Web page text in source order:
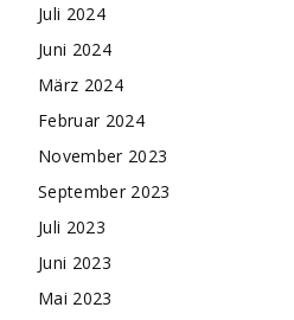
Juli 2024
Juni 2024
März 2024
Februar 2024
November 2023
September 2023
Juli 2023
Juni 2023
Mai 2023